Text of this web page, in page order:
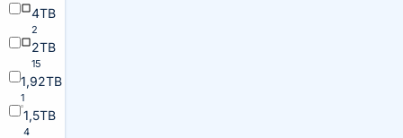
4TB
2
2TB
15
1,92TB
1
1,5TB
4